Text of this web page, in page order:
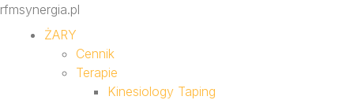
rfmsynergia.pl
ŻARY
Cennik
Terapie
Kinesiology Taping